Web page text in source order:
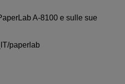
A-8100 e sulle sue
paperlab